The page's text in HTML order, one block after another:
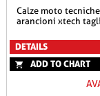
calze moto tecniche sportive estive leggere corte grigie e
arancioni xtech
DETAILS
ADD TO CHART